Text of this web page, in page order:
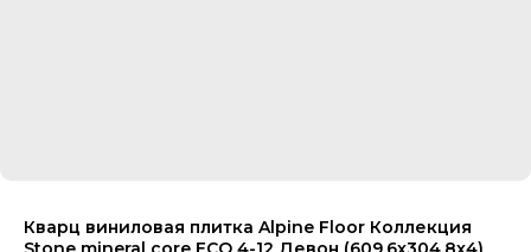
Кварц виниловая плитка Alpine Floor Коллекция